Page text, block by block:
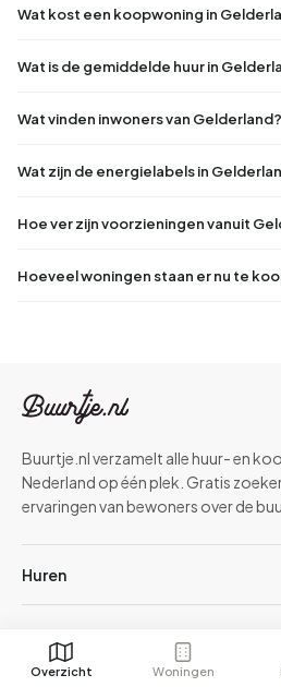
Wat kost een koopwoning in
Wat is de gemiddelde huur in
Wat vinden inwoners van Gelderland?
Wat zijn de energielabels in
Hoe ver zijn voorzieningen vanuit
Hoeveel woningen staan er nu te
Overzicht Woningen
Buurtje.nl verzamelt alle huur- en
Nederland op één plek. Gratis
ervaringen van bewoners over de
Huren